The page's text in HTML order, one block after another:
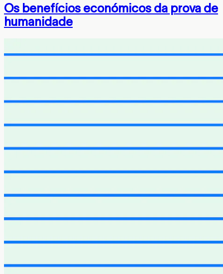
Os benefícios económicos da prova de
humanidade